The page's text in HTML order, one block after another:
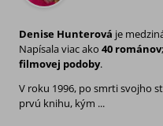
Denise Hunterová je
Napísala viac ako 40 románov
filmovej podoby.
V roku 1996, po smrti svojho
prvú knihu, kým ...